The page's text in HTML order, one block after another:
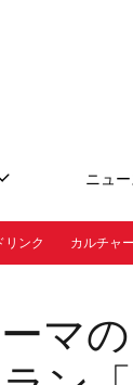
ニュ
リンク カルチャー
マ